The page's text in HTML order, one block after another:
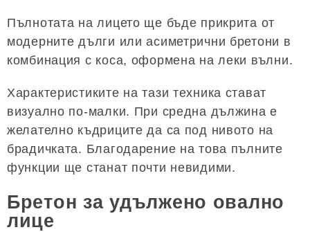
Пълнотата на лицето ще бъде прикрита от
модерните дълги или асиметрични бретони в
комбинация с коса, оформена на леки вълни.
Характеристиките на тази техника стават
визуално по-малки. При средна дължина е
желателно къдриците да са под нивото на
брадичката. Благодарение на това пълните
функции ще станат почти невидими.
Бретон за удължено овално
лице